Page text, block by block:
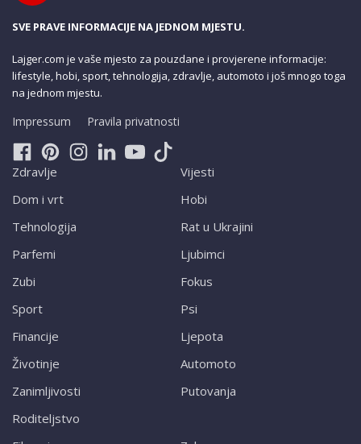
SVE PRAVE INFORMACIJE NA JEDNOM MJESTU.
Lajger.com je vaše mjesto za pouzdane i provjerene informacije:
lifestyle, hobi, sport, tehnologija, zdravlje, automoto i još mnogo toga
na jednom mjestu.
Impressum Pravila privatnosti
Zdravlje
Dom i vrt
Tehnologija
Parfemi
Zubi
Sport
Financije
Životinje
Zanimljivosti
Roditeljstvo
Vijesti
Hobi
Rat u Ukrajini
Ljubimci
Fokus
Psi
Ljepota
Automoto
Putovanja